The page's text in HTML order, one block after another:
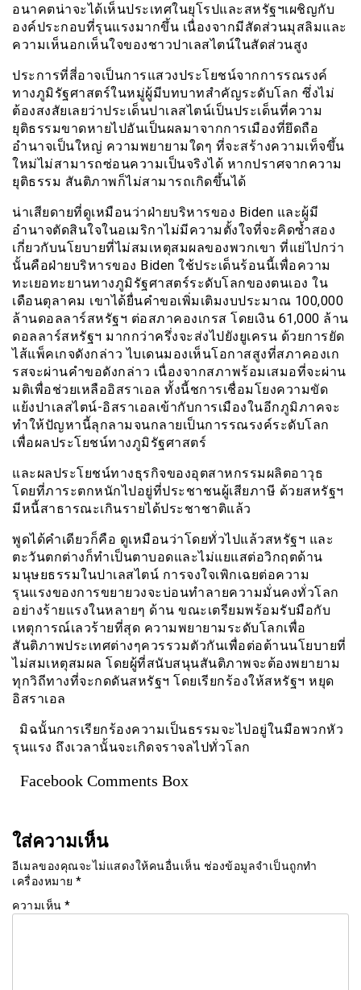
อนาคตน่าจะได้เห็นประเทศในยุโรปและสหรัฐฯเผชิญกับ
องค์ประกอบที่รุนแรงมากขึ้น เนื่องจากมีสัดส่วนมุสลิมและ
ความเห็นอกเห็นใจของชาวปาเลสไตน์ในสัดส่วนสูง
ประการที่สี่อาจเป็นการแสวงประโยชน์จากการรณรงค์
ทางภูมิรัฐศาสตร์ในหมู่ผู้มีบทบาทสำคัญระดับโลก ซึ่งไม่
ต้องสงสัยเลยว่าประเด็นปาเลสไตน์เป็นประเด็นที่ความ
ยุติธรรมขาดหายไปอันเป็นผลมาจากการเมืองที่ยึดถือ
อำนาจเป็นใหญ่ ความพยายามใดๆ ที่จะสร้างความเท็จขึ้น
ใหม่ไม่สามารถซ่อนความเป็นจริงได้ หากปราศจากความ
ยุติธรรม สันติภาพก็ไม่สามารถเกิดขึ้นได้
น่าเสียดายที่ดูเหมือนว่าฝ่ายบริหารของ Biden และผู้มี
อำนาจตัดสินใจในอเมริกาไม่มีความตั้งใจที่จะคิดซ้ำสอง
เกี่ยวกับนโยบายที่ไม่สมเหตุสมผลของพวกเขา ที่แย่ไปกว่า
นั้นคือฝ่ายบริหารของ Biden ใช้ประเด็นร้อนนี้เพื่อความ
ทะเยอทะยานทางภูมิรัฐศาสตร์ระดับโลกของตนเอง ใน
เดือนตุลาคม เขาได้ยื่นคำขอเพิ่มเติมงบประมาณ 100,000
ล้านดอลลาร์สหรัฐฯ ต่อสภาคองเกรส โดยเงิน 61,000 ล้าน
ดอลลาร์สหรัฐฯ มากกว่าครึ่งจะส่งไปยังยูเครน ด้วยการยัด
ไส้แพ็คเกจดังกล่าว ไบเดนมองเห็นโอกาสสูงที่สภาคองเก
รสจะผ่านคำขอดังกล่าว เนื่องจากสภาพร้อมเสมอที่จะผ่าน
มติเพื่อช่วยเหลืออิสราเอล ทั้งนี้ชการเชื่อมโยงความขัด
แย้งปาเลสไตน์-อิสราเอลเข้ากับการเมืองในอีกภูมิภาคจะ
ทำให้ปัญหานี้ลุกลามจนกลายเป็นการรณรงค์ระดับโลก
เพื่อผลประโยชน์ทางภูมิรัฐศาสตร์
และผลประโยชน์ทางธุรกิจของอุตสาหกรรมผลิตอาวุธ
โดยที่ภาระตกหนักไปอยู่ที่ประชาชนผู้เสียภาษี ด้วยสหรัฐฯ
มีหนี้สาธารณะเกินรายได้ประชาชาติแล้ว
พูดได้คำเดียวก็คือ ดูเหมือนว่าโดยทั่วไปแล้วสหรัฐฯ และ
ตะวันตกต่างก็ทำเป็นตาบอดและไม่แยแสต่อวิกฤตด้าน
มนุษยธรรมในปาเลสไตน์ การจงใจเพิกเฉยต่อความ
รุนแรงของการขยายวงจะบ่อนทำลายความมั่นคงทั่วโลก
อย่างร้ายแรงในหลายๆ ด้าน ขณะเตรียมพร้อมรับมือกับ
เหตุการณ์เลวร้ายที่สุด ความพยายามระดับโลกเพื่อ
สันติภาพประเทศต่างๆควรรวมตัวกันเพื่อต่อต้านนโยบายที่
ไม่สมเหตุสมผล โดยผู้ที่สนับสนุนสันติภาพจะต้องพยายาม
ทุกวิถีทางที่จะกดดันสหรัฐฯ โดยเรียกร้องให้สหรัฐฯ หยุด
อิสราเอล
มิฉนั้นการเรียกร้องความเป็นธรรมจะไปอยู่ในมือพวกหัว
รุนแรง ถึงเวลานั้นจะเกิดจราจลไปทั่วโลก
Facebook Comments Box
ใส่ความเห็น
อีเมลของคุณจะไม่แสดงให้คนอื่นเห็น ช่องข้อมูลจำเป็นถูกทำ
เครื่องหมาย *
ความเห็น *